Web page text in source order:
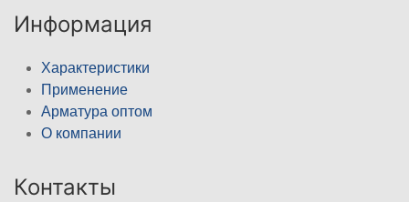
Информация
Характеристики
Применение
Арматура оптом
О компании
Контакты